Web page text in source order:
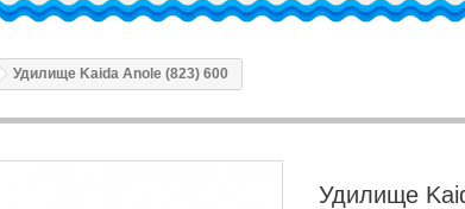
Удилище Kaida Anole (823) 600
Удилище